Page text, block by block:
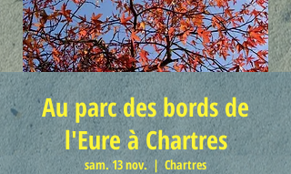
Au parc des bords de
l'Eure à Chartres
sam. 13 nov.
  |
Chartres